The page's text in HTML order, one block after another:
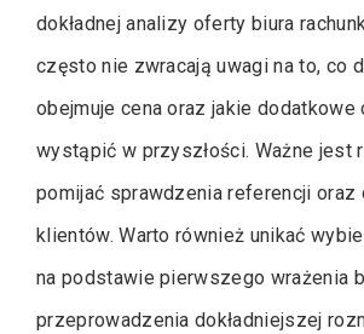
dokładnej analizy oferty biura
często nie zwracają uwagi na to, co
obejmuje cena oraz jakie dodatkowe
wystąpić w przyszłości. Ważne jest
pomijać sprawdzenia referencji oraz
klientów. Warto również unikać
na podstawie pierwszego wrażenia
przeprowadzenia dokładniejszej